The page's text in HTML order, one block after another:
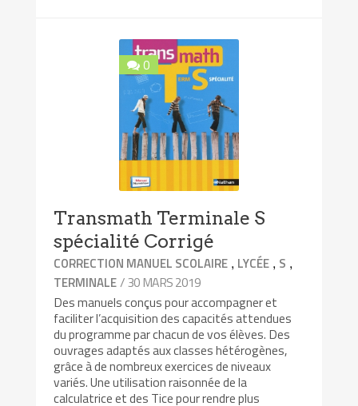
0
Transmath Terminale S
spécialité Corrigé
CORRECTION MANUEL SCOLAIRE , LYCÉE , S ,
TERMINALE/ 30 MARS 2019
Des manuels conçus pour accompagner et
faciliter l’acquisition des capacités attendues
du programme par chacun de vos élèves. Des
ouvrages adaptés aux classes hétérogènes,
grâce à de nombreux exercices de niveaux
variés. Une utilisation raisonnée de la
calculatrice et des Tice pour rendre plus